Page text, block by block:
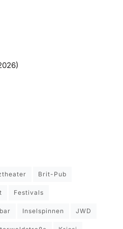
Brit-Pub
Festivals
Inselspinnen JWD